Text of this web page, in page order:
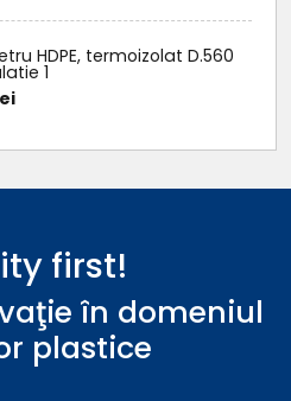
HDPE, termoizolat D.560
1
first!
în domeniul
plastice